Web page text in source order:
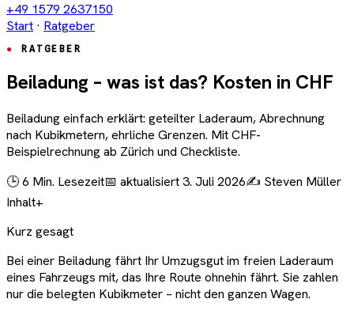
+49 1579 2637150
Start · Ratgeber
RATGEBER
Beiladung – was ist das? Kosten in CHF
Beiladung einfach erklärt: geteilter Laderaum, Abrechnung
nach Kubikmetern, ehrliche Grenzen. Mit CHF-
Beispielrechnung ab Zürich und Checkliste.
🕒 6 Min. Lesezeit📅 aktualisiert 3. Juli 2026✍️ Steven Müller
Inhalt+
Kurz gesagt
Bei einer Beiladung fährt Ihr Umzugsgut im freien Laderaum
eines Fahrzeugs mit, das Ihre Route ohnehin fährt. Sie zahlen
nur die belegten Kubikmeter – nicht den ganzen Wagen.